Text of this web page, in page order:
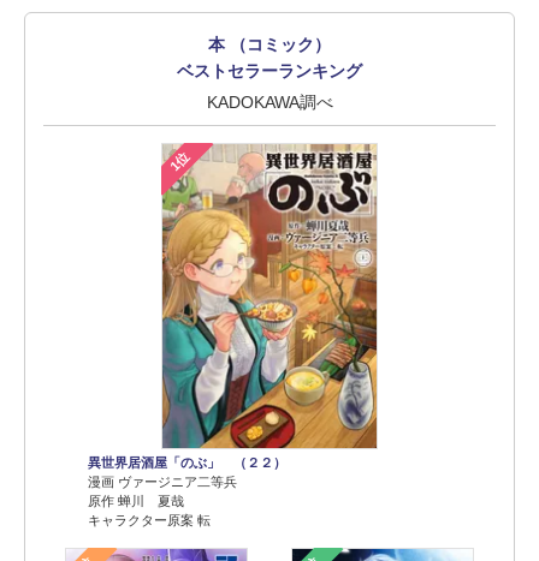
本 （コミック）
ベストセラーランキング
KADOKAWA調べ
1位
異世界居酒屋「のぶ」 （２２）
漫画 ヴァージニア二等兵
原作 蝉川 夏哉
キャラクター原案 転